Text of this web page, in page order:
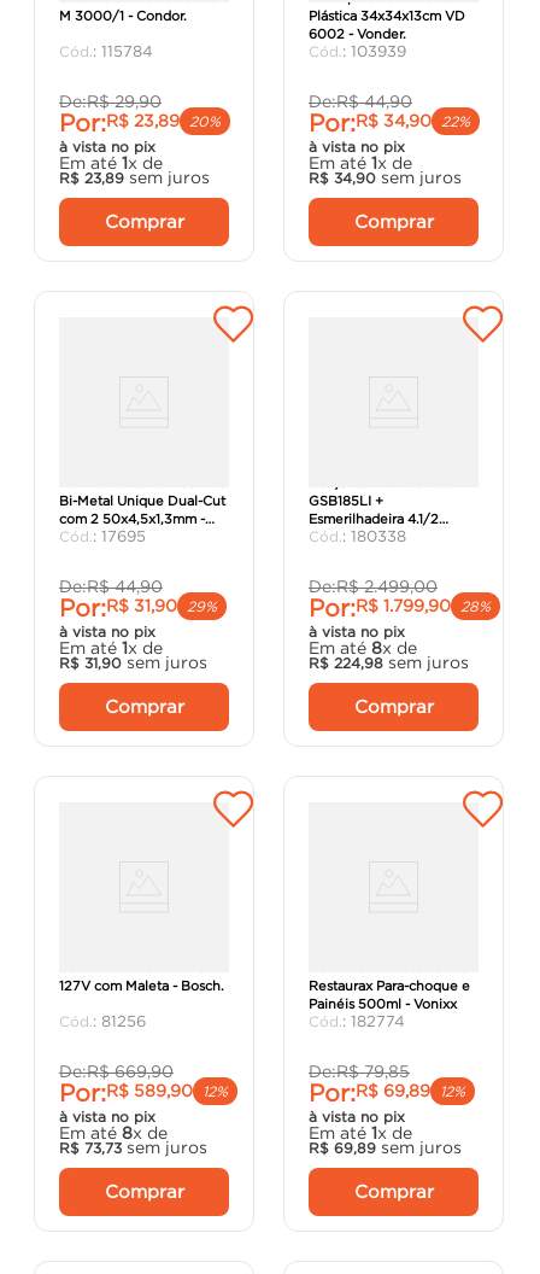
M 3000/1 - Condor.
: 115784
De:R$ 29,90
Por:R$ 23,89
20%
à vista no pix
Em até 1x de
R$ 23,89 sem juros
Comprar
Plástica 34x34x13cm VD
6002 - Vonder.
: 103939
De:R$ 44,90
Por:R$ 34,90
22%
à vista no pix
Em até 1x de
R$ 34,90 sem juros
Comprar
Bi-Metal Unique Dual-Cut
com 2 50x4,5x1,3mm -
Starret.
: 17695
De:R$ 44,90
Por:R$ 31,90
29%
à vista no pix
Em até 1x de
R$ 31,90 sem juros
Comprar
GSB185LI +
Esmerilhadeira 4.1/2
GWS180LI 2B 18V - Bosch
: 180338
De:R$ 2.499,00
Por:R$ 1.799,90
28%
à vista no pix
Em até 8x de
R$ 224,98 sem juros
Comprar
127V com Maleta - Bosch.
: 81256
De:R$ 669,90
Por:R$ 589,90
12%
à vista no pix
Em até 8x de
R$ 73,73 sem juros
Comprar
Restaurax Para-choque e
Painéis 500ml - Vonixx
: 182774
De:R$ 79,85
Por:R$ 69,89
12%
à vista no pix
Em até 1x de
R$ 69,89 sem juros
Comprar